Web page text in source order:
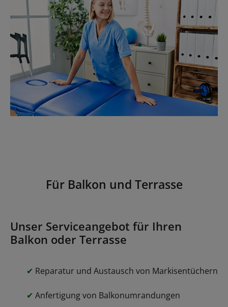
Für Balkon und Terrasse
Unser Serviceangebot für Ihren
Balkon oder Terrasse
✔ Reparatur und Austausch von Markisentüchern
✔ Anfertigung von Balkonumrandungen